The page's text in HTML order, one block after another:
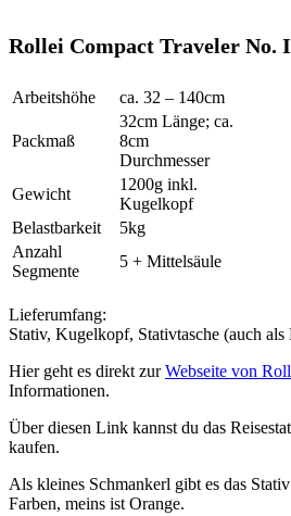
Rollei Compact Traveler No.
Arbeitshöhe ca. 32 – 140cm
Packmaß
32cm Länge; ca.
8cm
Durchmesser
Gewicht
1200g inkl.
Kugelkopf
Belastbarkeit
5kg
Anzahl
Segmente
5 + Mittelsäule
Lieferumfang:
Stativ, Kugelkopf, Stativtasche (auch als
Hier geht es direkt zurWebseite von
Informationen.
Über diesen Link kannst du das
kaufen.
Als kleines Schmankerl gibt es das
Farben, meins ist Orange.